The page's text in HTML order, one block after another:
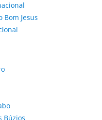
Bom Jesus
Búzios